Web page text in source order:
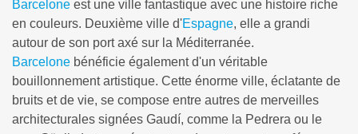
Barcelone est une ville fantastique avec une histoire riche
en couleurs. Deuxième ville d'Espagne, elle a grandi
autour de son port axé sur la Méditerranée.
Barcelone bénéficie également d'un véritable
bouillonnement artistique. Cette énorme ville, éclatante de
bruits et de vie, se compose entre autres de merveilles
architecturales signées Gaudí, comme la Pedrera ou le